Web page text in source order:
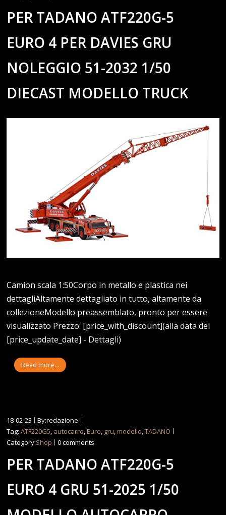
PER TADANO ATF220G-5
EURO 4 PER DAVIES GRU
NOLEGGIO 51-2032 1/50
DIECAST MODELLO TRUCK
Camion scala 1:50Corpo in metallo e plastica nei
dettagliAltamente dettagliato in tutto, altamente da
collezioneModello preassemblato, pronto per essere
visualizzato Prezzo: [price_with_discount](alla data del
[price_update_date] - Dettagli)
Read more...
18-02-23
By:redazione
Tag:ATF220G5 autocarro ,Euro gru ,modello ,TADANO
Category:Shop 0 comments
PER TADANO ATF220G-5
EURO 4 GRU 51-2025 1/50